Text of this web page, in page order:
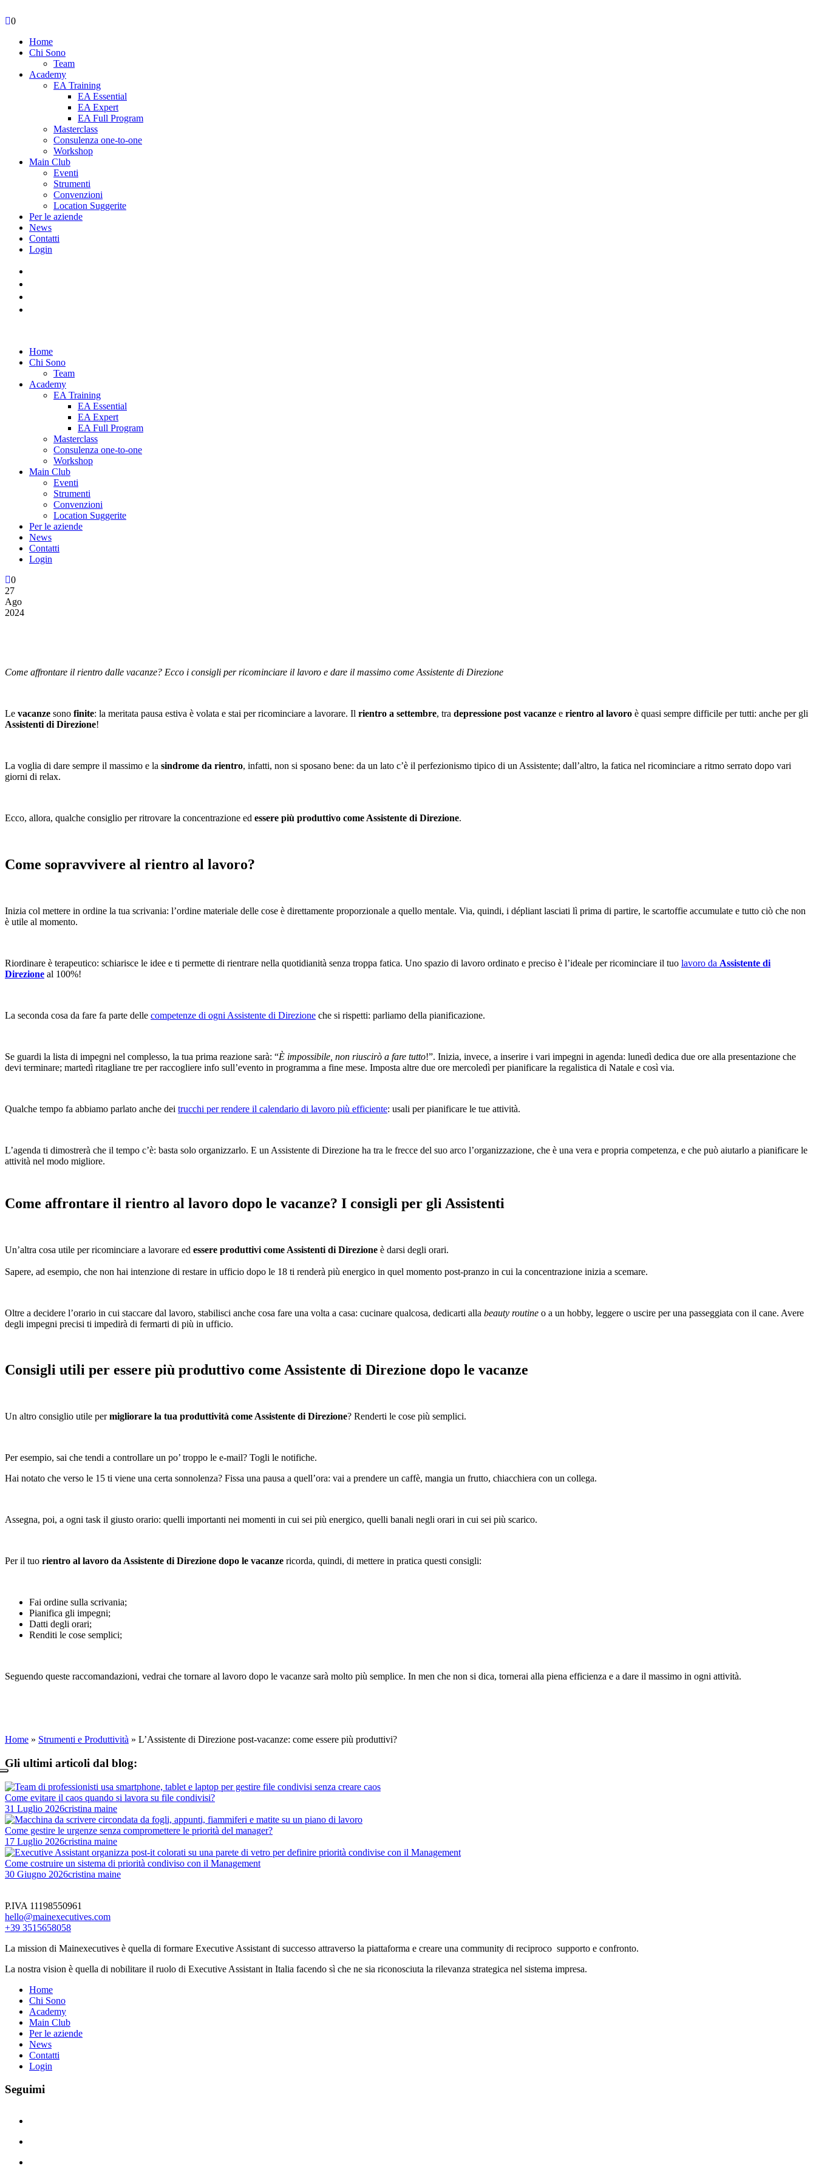
0
Home
Chi Sono
Team
Academy
EA Training
EA Essential
EA Expert
EA Full Program
Masterclass
Consulenza one-to-one
Workshop
Main Club
Eventi
Strumenti
Convenzioni
Location Suggerite
Per le aziende
News
Contatti
Login
Home
Chi Sono
Team
Academy
EA Training
EA Essential
EA Expert
EA Full Program
Masterclass
Consulenza one-to-one
Workshop
Main Club
Eventi
Strumenti
Convenzioni
Location Suggerite
Per le aziende
News
Contatti
Login
0
27
Ago
2024
Come affrontare il rientro dalle vacanze? Ecco i consigli per ricominciare il lavoro e dare il massimo come Assistente di Direzione
Le vacanze sono finite: la meritata pausa estiva è volata e stai per ricominciare a lavorare. Il rientro a settembre, tra depressione post vacanze e rientro al lavoro è quasi sempre difficile per tutti: anche per gli
Assistenti di Direzione!
La voglia di dare sempre il massimo e la sindrome da rientro, infatti, non si sposano bene: da un lato c’è il perfezionismo tipico di un Assistente; dall’altro, la fatica nel ricominciare a ritmo serrato dopo vari
giorni di relax.
Ecco, allora, qualche consiglio per ritrovare la concentrazione ed essere più produttivo come Assistente di Direzione.
Come sopravvivere al rientro al lavoro?
Inizia col mettere in ordine la tua scrivania: l’ordine materiale delle cose è direttamente proporzionale a quello mentale. Via, quindi, i dépliant lasciati lì prima di partire, le scartoffie accumulate e tutto ciò che non
è utile al momento.
Riordinare è terapeutico: schiarisce le idee e ti permette di rientrare nella quotidianità senza troppa fatica. Uno spazio di lavoro ordinato e preciso è l’ideale per ricominciare il tuo lavoro da Assistente di
Direzione al 100%!
La seconda cosa da fare fa parte delle competenze di ogni Assistente di Direzione che si rispetti: parliamo della pianificazione.
Se guardi la lista di impegni nel complesso, la tua prima reazione sarà: “È impossibile, non riuscirò a fare tutto!”. Inizia, invece, a inserire i vari impegni in agenda: lunedì dedica due ore alla presentazione che
devi terminare; martedì ritagliane tre per raccogliere info sull’evento in programma a fine mese. Imposta altre due ore mercoledì per pianificare la regalistica di Natale e così via.
Qualche tempo fa abbiamo parlato anche dei trucchi per rendere il calendario di lavoro più efficiente: usali per pianificare le tue attività.
L’agenda ti dimostrerà che il tempo c’è: basta solo organizzarlo. E un Assistente di Direzione ha tra le frecce del suo arco l’organizzazione, che è una vera e propria competenza, e che può aiutarlo a pianificare le
attività nel modo migliore.
Come affrontare il rientro al lavoro dopo le vacanze? I consigli per gli Assistenti
Un’altra cosa utile per ricominciare a lavorare ed essere produttivi come Assistenti di Direzione è darsi degli orari.
Sapere, ad esempio, che non hai intenzione di restare in ufficio dopo le 18 ti renderà più energico in quel momento post-pranzo in cui la concentrazione inizia a scemare.
Oltre a decidere l’orario in cui staccare dal lavoro, stabilisci anche cosa fare una volta a casa: cucinare qualcosa, dedicarti alla beauty routine o a un hobby, leggere o uscire per una passeggiata con il cane. Avere
degli impegni precisi ti impedirà di fermarti di più in ufficio.
Consigli utili per essere più produttivo come Assistente di Direzione dopo le vacanze
Un altro consiglio utile permigliorare la tua produttività come Assistente di Direzione? Renderti le cose più semplici.
Per esempio, sai che tendi a controllare un po’ troppo le e-mail? Togli le notifiche.
Hai notato che verso le 15 ti viene una certa sonnolenza? Fissa una pausa a quell’ora: vai a prendere un caffè, mangia un frutto, chiacchiera con un collega.
Assegna, poi, a ogni task il giusto orario: quelli importanti nei momenti in cui sei più energico, quelli banali negli orari in cui sei più scarico.
Per il tuo rientro al lavoro da Assistente di Direzione dopo le vacanze ricorda, quindi, di mettere in pratica questi consigli:
Fai ordine sulla scrivania;
Pianifica gli impegni;
Datti degli orari;
Renditi le cose semplici;
Seguendo queste raccomandazioni, vedrai che tornare al lavoro dopo le vacanze sarà molto più semplice. In men che non si dica, tornerai alla piena efficienza e a dare il massimo in ogni attività.
Home » Strumenti e Produttività » L’Assistente di Direzione post-vacanze: come essere più produttivi?
Gli ultimi articoli dal blog:
Come evitare il caos quando si lavora su file condivisi?
31 Luglio 2026cristina maine
Come gestire le urgenze senza compromettere le priorità del manager?
17 Luglio 2026cristina maine
Come costruire un sistema di priorità condiviso con il Management
30 Giugno 2026cristina maine
P.IVA 11198550961
hello@mainexecutives.com
+39 3515658058
La mission di Mainexecutives è quella di formare Executive Assistant di successo attraverso la piattaforma e creare una community di reciproco supporto e confronto.
La nostra vision è quella di nobilitare il ruolo di Executive Assistant in Italia facendo sì che ne sia riconosciuta la rilevanza strategica nel sistema impresa.
Home
Chi Sono
Academy
Main Club
Per le aziende
News
Contatti
Login
Seguimi